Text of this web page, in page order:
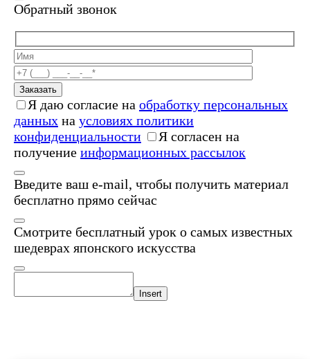
Обратный звонок
Заказать
Я даю согласие на обработку персональных
данных на условиях политики
конфиденциальности
Я согласен на
получение информационных рассылок
Введите ваш e-mail, чтобы получить материал
бесплатно прямо сейчас
Смотрите бесплатный урок о самых известных
шедеврах японского искусства
Insert